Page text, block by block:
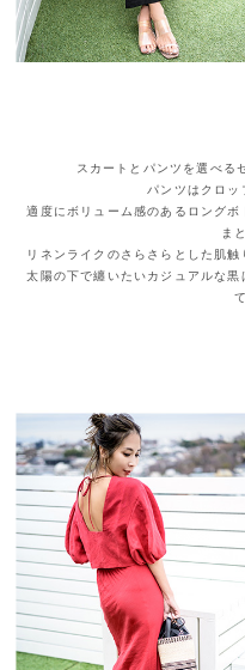
スカートとパンツを選べる
パンツはクロッ
適度にボリューム感のあるロング
ま
リネンライクのさらさらとした肌
太陽の下で纏いたいカジュアルな黒